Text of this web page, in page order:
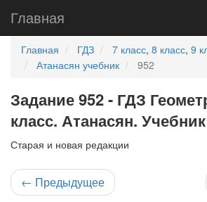
Главная
Главная ГДЗ 7 класс, 8 класс, 9
Атанасян учебник
952
Задание 952 - ГДЗ
класс. Атанасян. Учебник
Старая и новая редакции
← Предыдущее